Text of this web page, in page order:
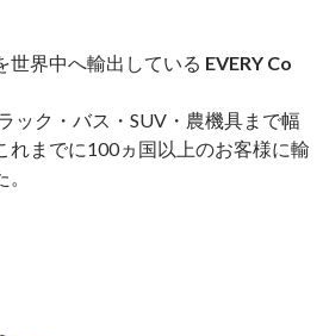
世界中へ輸出している EVERY Co
ック・バス・SUV・農機具まで幅
れまでに100ヵ国以上のお客様に輸